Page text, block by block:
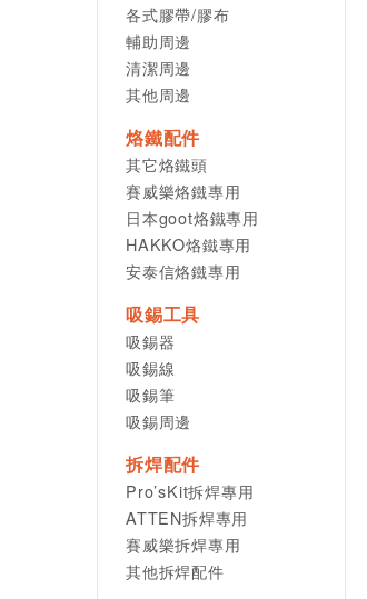
各式膠帶/膠布
輔助周邊
清潔周邊
其他周邊
烙鐵配件
其它烙鐵頭
賽威樂烙鐵專用
日本goot烙鐵專用
HAKKO烙鐵專用
安泰信烙鐵專用
吸錫工具
吸錫器
吸錫線
吸錫筆
吸錫周邊
拆焊配件
Pro’sKit拆焊專用
ATTEN拆焊專用
賽威樂拆焊專用
其他拆焊配件